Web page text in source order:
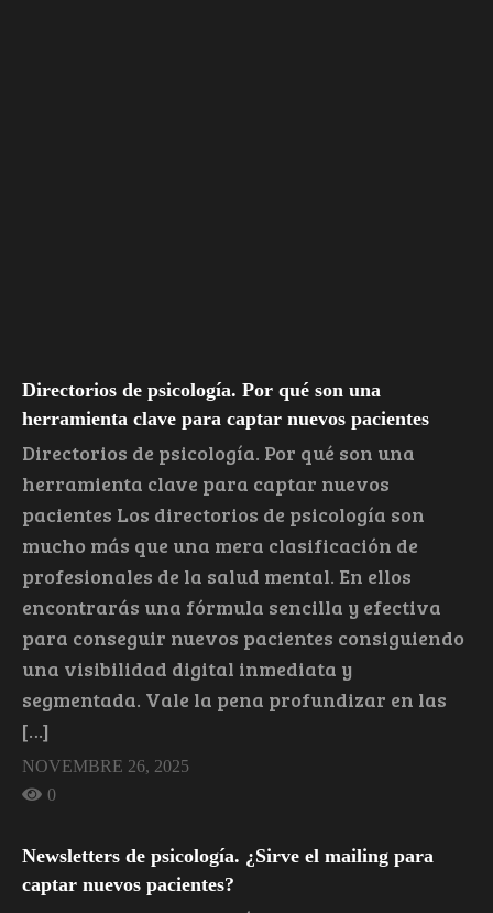
Directorios de psicología. Por qué son una
herramienta clave para captar nuevos pacientes
Directorios de psicología. Por qué son una
herramienta clave para captar nuevos
pacientes Los directorios de psicología son
mucho más que una mera clasificación de
profesionales de la salud mental. En ellos
encontrarás una fórmula sencilla y efectiva
para conseguir nuevos pacientes consiguiendo
una visibilidad digital inmediata y
segmentada. Vale la pena profundizar en las
[…]
NOVEMBRE 26, 2025
0
Newsletters de psicología. ¿Sirve el mailing para
captar nuevos pacientes?